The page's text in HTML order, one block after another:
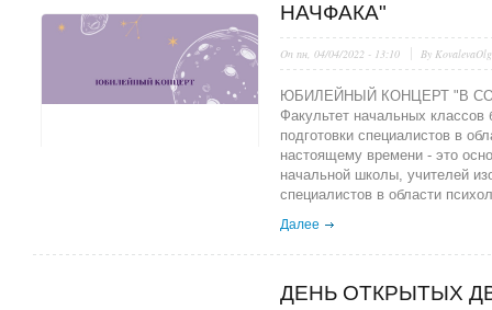
НАЧФАКА"
On пн, 04/04/2022 - 13:10 By
ЮБИЛЕЙНЫЙ КОНЦЕРТ "В
Факультет начальных
подготовки специалистов в
настоящему времени - это
начальной школы, учителей
специалистов в области
Далее
ДЕНЬ ОТКРЫТЫХ